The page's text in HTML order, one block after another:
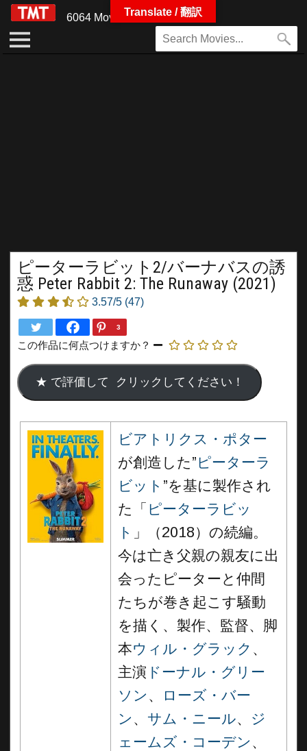
6064 Movies
ピーターラビット2/バーナバスの誘
惑 Peter Rabbit 2: The Runaway (2021)
3.57/5 (47)
3
この作品に何点つけますか？
ビアトリクス・ポター
が創造した”ピーターラ
ビット ”を基に製作され
た「 ピーターラビッ
ト 」（2018）の続編。
今は亡き父親の親友に出
会ったピーターと仲間
たちが巻き起こす騒動
を描く、製作、監督、脚
本ウィル・グラック 、
主演 ドーナル・グリー
ソン 、
ローズ・バー
ン 、 サム・ニール、 ジ
ェームズ・コーデン 、
Translate / 翻訳